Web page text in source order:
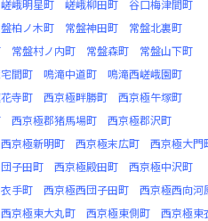
嵯峨明星町 嵯峨柳田町
谷口梅津間町
柏ノ木町 常盤神田町
常盤北裏町
常盤村ノ内町 常盤森町
常盤山下町
間町 鳴滝中道町
鳴滝西嵯峨園町
寺町 西京極畔勝町
西京極午塚町
西京極郡猪馬場町
西京極郡沢町
西京極新明町 西京極末広町
西京極大門
子田町 西京極殿田町
西京極中沢町
手町 西京極西団子田町
西京極西向河
西京極東大丸町 西京極東側町
西京極東